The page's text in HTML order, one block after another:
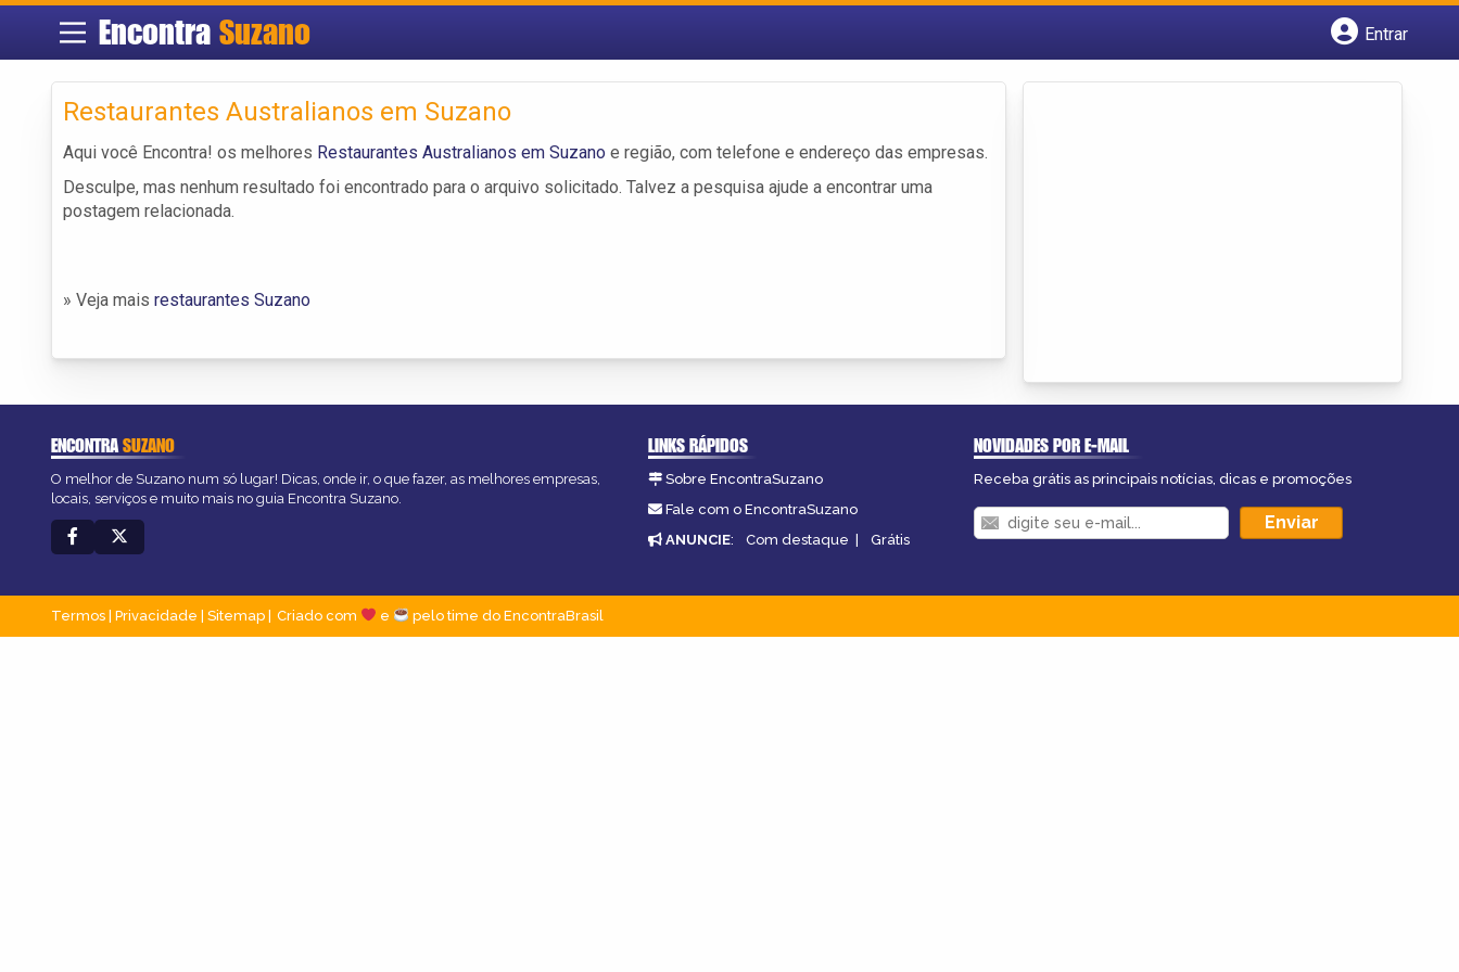
Encontra Suzano
Entrar
Restaurantes Australianos em Suzano
Aqui você Encontra! os melhores Restaurantes Australianos em Suzano e região, com telefone e endereço das empresas.
Desculpe, mas nenhum resultado foi encontrado para o arquivo solicitado. Talvez a pesquisa ajude a encontrar uma
postagem relacionada.
» Veja mais restaurantes Suzano
ENCONTRASUZANO
O melhor de Suzano num só lugar! Dicas, onde ir, o que fazer, as melhores empresas,
locais, serviços e muito mais no guia Encontra Suzano.
LINKS RÁPIDOS
Sobre EncontraSuzano
Fale com o EncontraSuzano
ANUNCIE: Com destaque | Grátis
NOVIDADES POR E-MAIL
Receba grátis as principais notícias, dicas e promoções
Termos Privacidade Sitemap Criado com e pelo time do EncontraBrasil